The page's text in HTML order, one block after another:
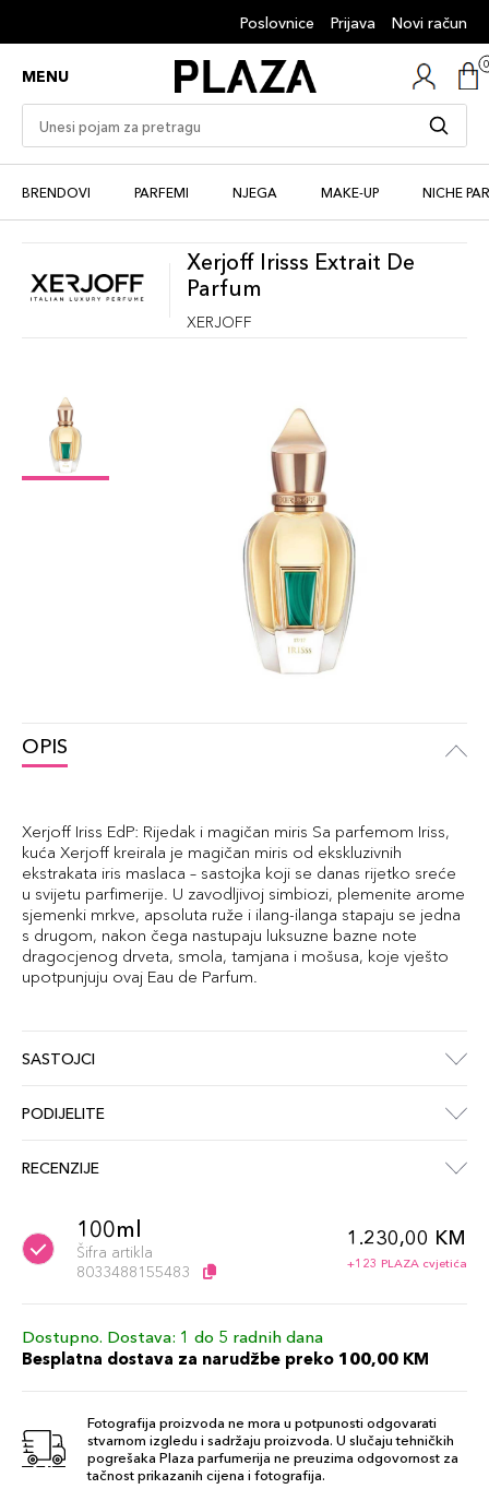
Poslovnice Prijava Novi račun
MENU
BRENDOVI PARFEMI NJEGA MAKE-UP NICHE
Xerjoff Irisss Extrait De
Parfum
XERJOFF
OPIS
Xerjoff Iriss EdP: Rijedak i magičan miris Sa parfemom Iriss,
kuća Xerjoff kreirala je magičan miris od ekskluzivnih
ekstrakata iris maslaca – sastojka koji se danas rijetko sreće
u svijetu parfimerije. U zavodljivoj simbiozi, plemenite arome
sjemenki mrkve, apsoluta ruže i ilang-ilanga stapaju se jedna
s drugom, nakon čega nastupaju luksuzne bazne note
dragocjenog drveta, smola, tamjana i mošusa, koje vješto
upotpunjuju ovaj Eau de Parfum.
SASTOJCI
PODIJELITE
RECENZIJE
100ml
Šifra artikla
8033488155483
1.230,00 KM
+123 PLAZA cvjetića
Dostupno. Dostava: 1 do 5 radnih dana
Besplatna dostava za narudžbe preko 100,00 KM
Fotografija proizvoda ne mora u potpunosti odgovarati
stvarnom izgledu i sadržaju proizvoda. U slučaju tehničkih
pogrešaka Plaza parfumerija ne preuzima odgovornost za
tačnost prikazanih cijena i fotografija.